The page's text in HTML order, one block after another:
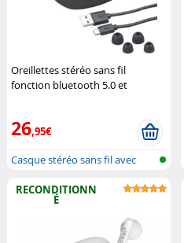
Oreillettes stéréo sans fil
fonction bluetooth 5.0 et
26,95€
Casque stéréo sans fil avec
RECONDITIONN
É